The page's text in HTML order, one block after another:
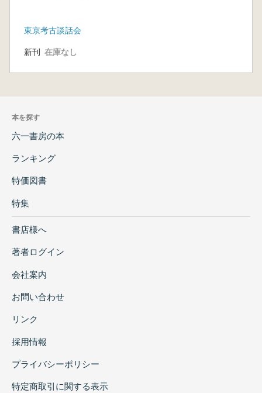
東京考古談話会
新刊 在庫なし
本を探す
六一書房の本
ランキング
特価図書
特集
書店様へ
著者ログイン
会社案内
お問い合わせ
リンク
採用情報
プライバシーポリシー
特定商取引に関する表示